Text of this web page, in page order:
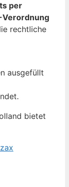
per
Verordnung
rechtliche
ausgefüllt
bietet